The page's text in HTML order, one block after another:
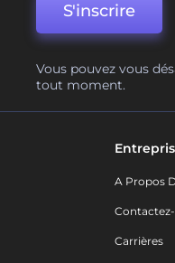
S'inscrire
Vous pouvez vous
tout moment.
A Propos
Carrières